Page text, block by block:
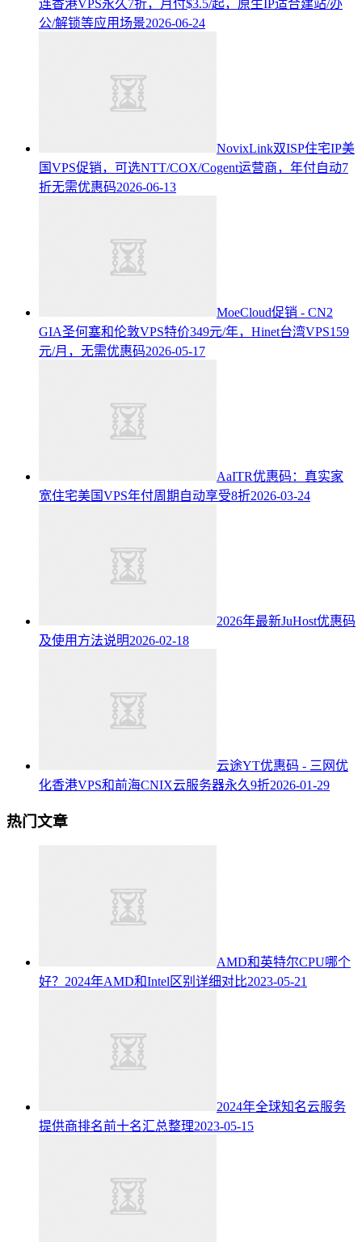
连香港VPS永久7折，月付$3.5/起，原生IP适合建站/办
公/解锁等应用场景2026-06-24
NovixLink双ISP住宅IP美
国VPS促销，可选NTT/COX/Cogent运营商，年付自动7
折无需优惠码2026-06-13
MoeCloud促销 - CN2
GIA圣何塞和伦敦VPS特价349元/年，Hinet台湾VPS159
元/月，无需优惠码2026-05-17
AaITR优惠码：真实家
宽住宅美国VPS年付周期自动享受8折2026-03-24
2026年最新JuHost优惠码
及使用方法说明2026-02-18
云途YT优惠码 - 三网优
化香港VPS和前海CNIX云服务器永久9折2026-01-29
热门文章
AMD和英特尔CPU哪个
好？2024年AMD和Intel区别详细对比2023-05-21
2024年全球知名云服务
提供商排名前十名汇总整理2023-05-15